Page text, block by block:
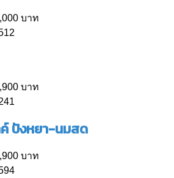
บาท
บาท
ค์ ปังหยา-นมสด
บาท